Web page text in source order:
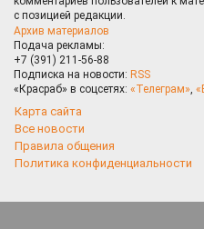
с позицией редакции.
Архив материалов
Подача рекламы:
+7 (391) 211-56-88
Подписка на новости: RSS
«Красраб» в соцсетях: «Телеграм»,
Карта сайта
Все новости
Правила общения
Политика конфиденциальности